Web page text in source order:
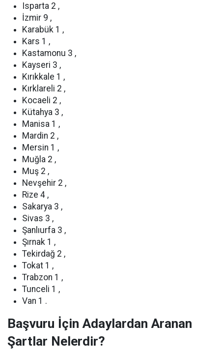
Isparta 2 ,
İzmir 9 ,
Karabük 1 ,
Kars 1 ,
Kastamonu 3 ,
Kayseri 3 ,
Kırıkkale 1 ,
Kırklareli 2 ,
Kocaeli 2 ,
Kütahya 3 ,
Manisa 1 ,
Mardin 2 ,
Mersin 1 ,
Muğla 2 ,
Muş 2 ,
Nevşehir 2 ,
Rize 4 ,
Sakarya 3 ,
Sivas 3 ,
Şanlıurfa 3 ,
Şırnak 1 ,
Tekirdağ 2 ,
Tokat 1 ,
Trabzon 1 ,
Tunceli 1 ,
Van 1 .
Başvuru İçin Adaylardan Aranan
Şartlar Nelerdir?